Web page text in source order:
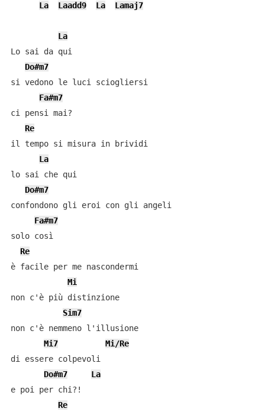
La Laadd9 La Lamaj7
La
Lo sai da qui
Do#m7
si vedono le luci sciogliersi
Fa#m7
ci pensi mai?
Re
il tempo si misura in brividi
La
lo sai che qui
Do#m7
confondono gli eroi con gli angeli
Fa#m7
solo così
Re
è facile per me nascondermi
Mi
non c'è più distinzione
Sim7
non c'è nemmeno l'illusione
Mi7
Mi/Re
di essere colpevoli
Do#m7
La
e poi per chi?!
Re